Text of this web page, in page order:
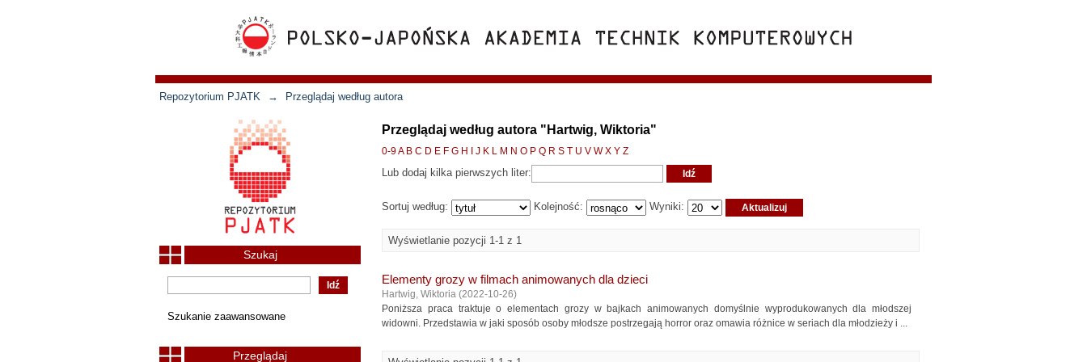
Repozytorium PJATK → Przeglądaj według autora
Przeglądaj według autora "Hartwig, Wiktoria"
0-9A B C D E F G H J K L M N O P Q R S T U V W X Y Z
Lub dodaj kilka pierwszych liter:
Sortuj według: Kolejność: Wyniki:
Wyświetlanie pozycji 1-1 z 1
Elementy grozy w filmach animowanych dla dzieci
Hartwig, Wiktoria (2022-10-26)
Poniższa praca traktuje o elementach grozy w bajkach animowanych domyślnie wyprodukowanych dla młodszej
widowni. Przedstawia w jaki sposób osoby młodsze postrzegają horror oraz omawia różnice w seriach dla młodzieży i ...
Szukaj
Szukanie zaawansowane
Przeglądaj